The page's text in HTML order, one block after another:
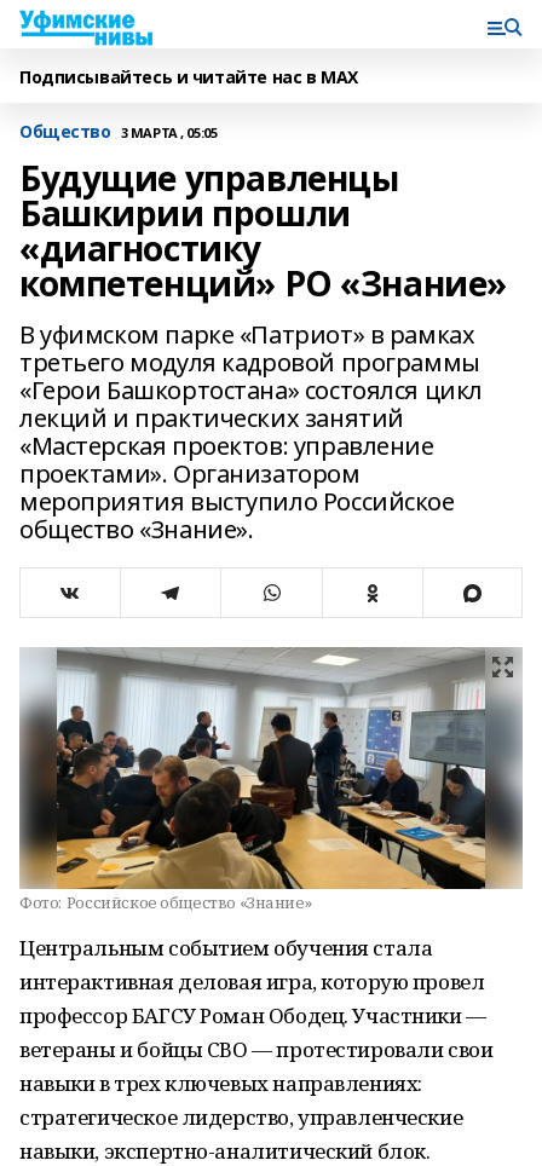
Подписывайтесь и читайте нас в MAX
Общество 3 МАРТА , 05:05
Будущие управленцы
Башкирии прошли
«диагностику
компетенций» РО «Знание»
В уфимском парке «Патриот» в рамках
третьего модуля кадровой программы
«Герои Башкортостана» состоялся цикл
лекций и практических занятий
«Мастерская проектов: управление
проектами». Организатором
мероприятия выступило Российское
общество «Знание».
Фото: Российское общество «Знание»
Центральным событием обучения стала
интерактивная деловая игра, которую провел
профессор БАГСУ Роман Ободец. Участники —
ветераны и бойцы СВО — протестировали свои
навыки в трех ключевых направлениях:
стратегическое лидерство, управленческие
навыки, экспертно-аналитический блок.